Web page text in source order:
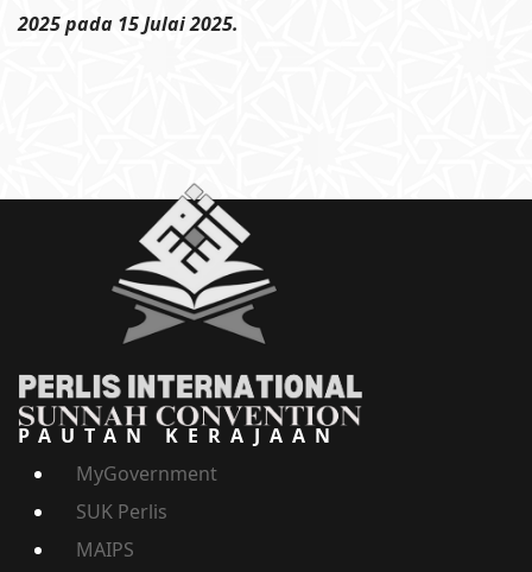
2025 pada 15 Julai 2025.
PAUTAN KERAJAAN
MyGovernment
SUK Perlis
MAIPS